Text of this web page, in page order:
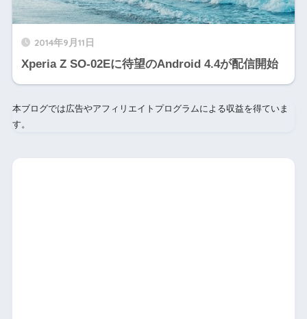
2014年9月11日
Xperia Z SO-02Eに待望のAndroid 4.4が配信開始
本ブログでは広告やアフィリエイトプログラムによる収益を得ていま
す。